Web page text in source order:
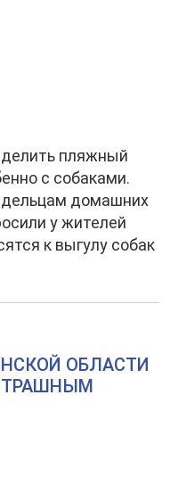
пляжный
с собаками.
домашних
у жителей
к выгулу собак
ОБЛАСТИ